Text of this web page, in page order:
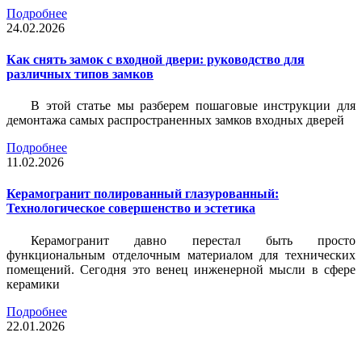
Подробнее
24.02.2026
Как снять замок с входной двери: руководство для
различных типов замков
В этой статье мы разберем пошаговые инструкции для
демонтажа самых распространенных замков входных дверей
Подробнее
11.02.2026
Керамогранит полированный глазурованный:
Технологическое совершенство и эстетика
Керамогранит давно перестал быть просто
функциональным отделочным материалом для технических
помещений. Сегодня это венец инженерной мысли в сфере
керамики
Подробнее
22.01.2026